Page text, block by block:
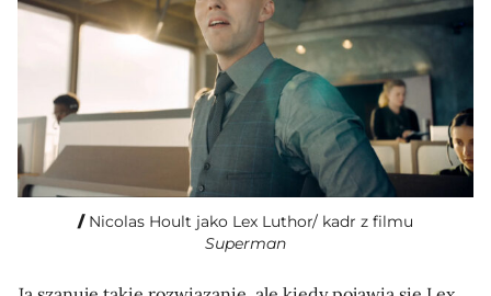
Nicolas Hoult jako Lex Luthor/ kadr z filmu
Superman